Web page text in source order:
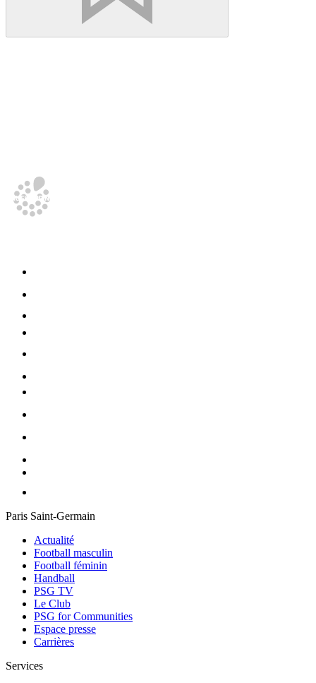
Paris Saint-Germain
Actualité
Football masculin
Football féminin
Handball
PSG TV
Le Club
PSG for Communities
Espace presse
Carrières
Services